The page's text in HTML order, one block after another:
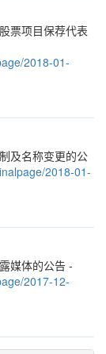
票项目保荐代表
2018-01-
及名称变更的公
2018-01-
媒体的公告 -
2017-12-